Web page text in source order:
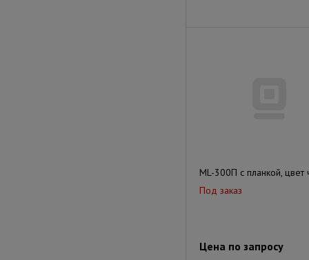
ML-300П с планкой, цвет
Под заказ
Цена по запросу